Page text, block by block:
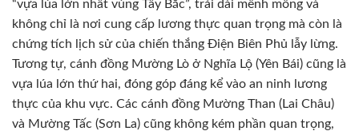
“vựa lúa lớn nhất vùng Tây Bắc”, trải dài mênh mông và
không chỉ là nơi cung cấp lương thực quan trọng mà còn là
chứng tích lịch sử của chiến thắng Điện Biên Phủ lẫy lừng.
Tương tự, cánh đồng Mường Lò ở Nghĩa Lộ (Yên Bái) cũng là
vựa lúa lớn thứ hai, đóng góp đáng kể vào an ninh lương
thực của khu vực. Các cánh đồng Mường Than (Lai Châu)
và Mường Tấc (Sơn La) cũng không kém phần quan trọng,